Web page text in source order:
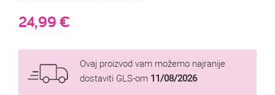
24,99€
Ovaj proizvod vam možemo najranije
dostaviti GLS-om 11/08/2026